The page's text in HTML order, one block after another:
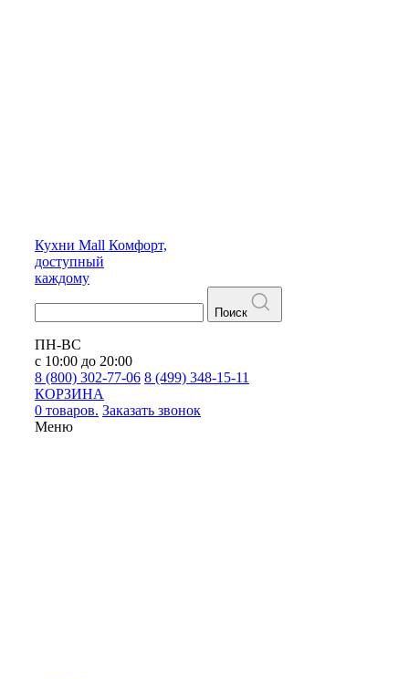
Кухни Mall Комфорт,
доступный
каждому
Поиск
ПН-ВС
с 10:00 до 20:00
8 (800) 302-77-06 8 (499) 348-15-11
КОРЗИНА
0 товаров. Заказать звонок
Меню